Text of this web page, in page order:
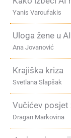
Yanis Varoufakis
Uloga žene u
Ana Jovanović
Krajiška kriza
Svetlana Slapšak
Vučićev posjet
Dragan Markovina